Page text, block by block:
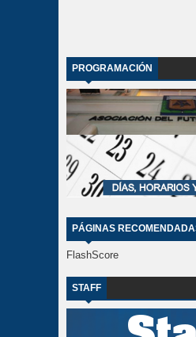
PROGRAMACIÓN
PÁGINAS
FlashScore
STAFF